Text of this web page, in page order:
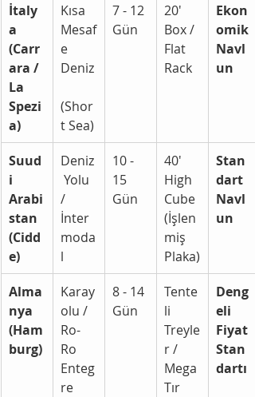
İtaly
a
(Carr
ara /
La
Spezi
a)
Kısa
Mesaf
e
Deniz
(Shor
t Sea)
7 - 12
Gün
20'
Box /
Flat
Rack
Ekon
omik
Navl
un
Suud
i
Arabi
stan
(Cidd
e)
Deniz
Yolu
/
İnter
moda
l
10 -
15
Gün
40'
High
Cube
(İşlen
miş
Plaka)
Stan
dart
Navl
un
Alma
nya
(Ham
burg)
Karay
olu /
Ro-
Ro
Enteg
re
8 - 14
Gün
Tente
li
Treyle
r /
Mega
Tır
Deng
eli
Fiyat
Stan
dartı